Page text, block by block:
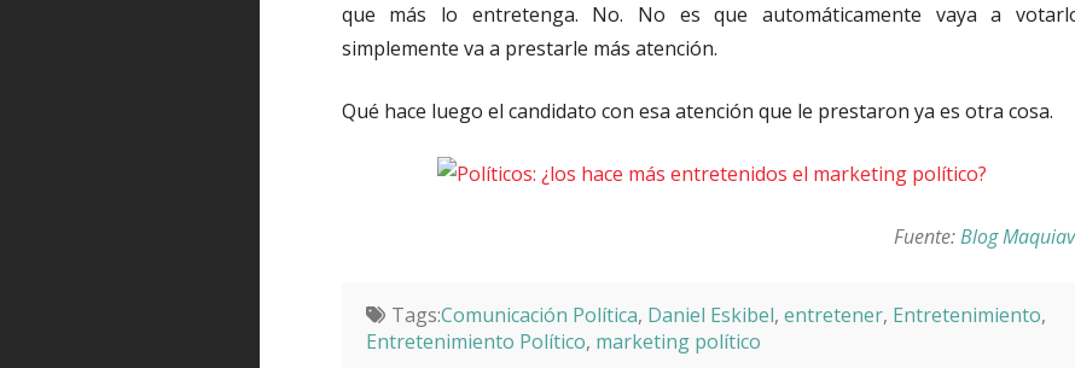
que más lo entretenga. No. No es que automáticamente vaya a
simplemente va a prestarle más atención.
Qué hace luego el candidato con esa atención que le prestaron ya es otra cosa.
Fuente:Blog
Tags:Comunicación Política, Daniel Eskibel, entretener, Entretenimiento,
Entretenimiento Político, marketing político